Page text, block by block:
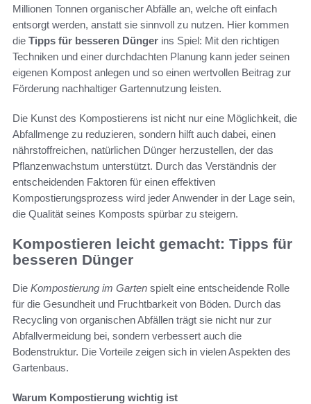
Millionen Tonnen organischer Abfälle an, welche oft einfach
entsorgt werden, anstatt sie sinnvoll zu nutzen. Hier kommen
die Tipps für besseren Dünger ins Spiel: Mit den richtigen
Techniken und einer durchdachten Planung kann jeder seinen
eigenen Kompost anlegen und so einen wertvollen Beitrag zur
Förderung nachhaltiger Gartennutzung leisten.
Die Kunst des Kompostierens ist nicht nur eine Möglichkeit, die
Abfallmenge zu reduzieren, sondern hilft auch dabei, einen
nährstoffreichen, natürlichen Dünger herzustellen, der das
Pflanzenwachstum unterstützt. Durch das Verständnis der
entscheidenden Faktoren für einen effektiven
Kompostierungsprozess wird jeder Anwender in der Lage sein,
die Qualität seines Komposts spürbar zu steigern.
Kompostieren leicht gemacht: Tipps für
besseren Dünger
Die Kompostierung im Garten spielt eine entscheidende Rolle
für die Gesundheit und Fruchtbarkeit von Böden. Durch das
Recycling von organischen Abfällen trägt sie nicht nur zur
Abfallvermeidung bei, sondern verbessert auch die
Bodenstruktur. Die Vorteile zeigen sich in vielen Aspekten des
Gartenbaus.
Warum Kompostierung wichtig ist